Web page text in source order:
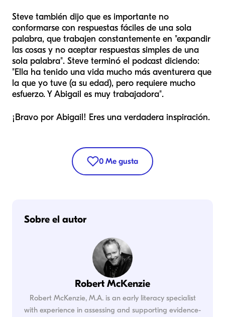
Steve también dijo que es importante no
conformarse con respuestas fáciles de una sola
palabra, que trabajen constantemente en "expandir
las cosas y no aceptar respuestas simples de una
sola palabra". Steve terminó el podcast diciendo:
"Ella ha tenido una vida mucho más aventurera que
la que yo tuve (a su edad), pero requiere mucho
esfuerzo. Y Abigail es muy trabajadora".
¡Bravo por Abigail! Eres una verdadera inspiración.
0 Me gusta
Sobre el autor
Robert McKenzie
Robert McKenzie, M.A. is an early literacy specialist
with experience in assessing and supporting evidence-